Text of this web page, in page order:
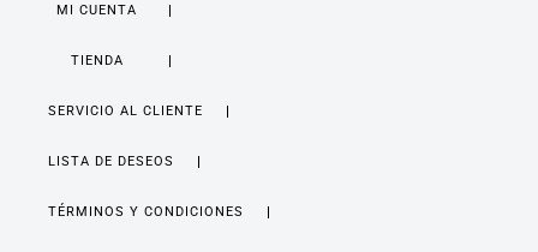
MI CUENTA
TIENDA
SERVICIO AL CLIENTE
LISTA DE DESEOS
TÉRMINOS Y CONDICIONES